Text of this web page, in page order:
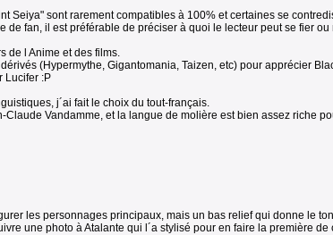
Seiya" sont rarement compatibles à 100% et certaines se
de fan, il est préférable de préciser à quoi le lecteur peut se fier ou
de l Anime et des films.
(Hypermythe, Gigantomania, Taizen, etc) pour apprécier
Lucifer :P
j´ai fait le choix du tout-français.
Vandamme, et la langue de molière est bien assez riche
les personnages principaux, mais un bas relief qui donne le
une photo à Atalante qui l´a stylisé pour en faire la première de